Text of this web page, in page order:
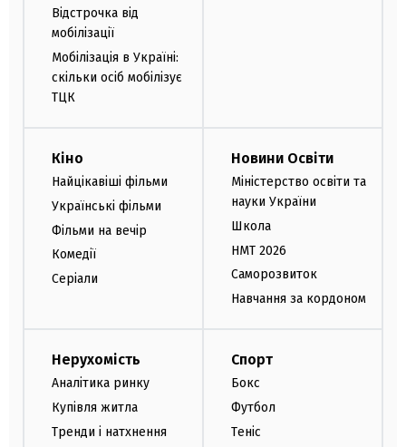
Відстрочка від
мобілізації
Мобілізація в Україні:
скільки осіб мобілізує
ТЦК
Кіно
Найцікавіші фільми
Українські фільми
Фільми на вечір
Комедії
Серіали
Новини Освіти
Міністерство освіти та
науки України
Школа
НМТ 2026
Саморозвиток
Навчання за кордоном
Нерухомість
Аналітика ринку
Купівля житла
Тренди і натхнення
Спорт
Бокс
Футбол
Теніс